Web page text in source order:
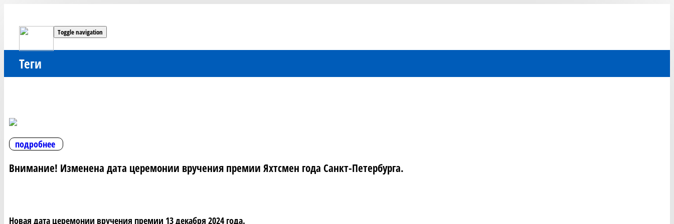
Toggle navigation
Теги
подробнее
Внимание! Изменена дата церемонии вручения премии Яхтсмен года Санкт-Петербурга.
Новая дата церемонии вручения премии 13 декабря 2024 года.